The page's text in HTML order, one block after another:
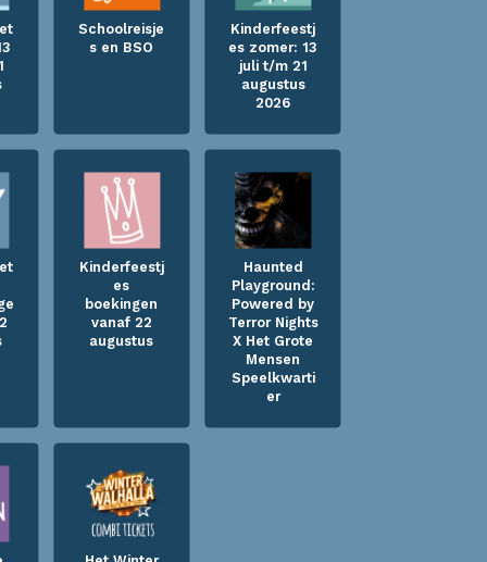
Schoolreisje
s en BSO
Kinderfeestj
es zomer: 13
juli t/m 21
augustus
2026
Kinderfeestj
es
boekingen
vanaf 22
augustus
Haunted
Playground:
Powered by
Terror Nights
X Het Grote
Mensen
Speelkwarti
er